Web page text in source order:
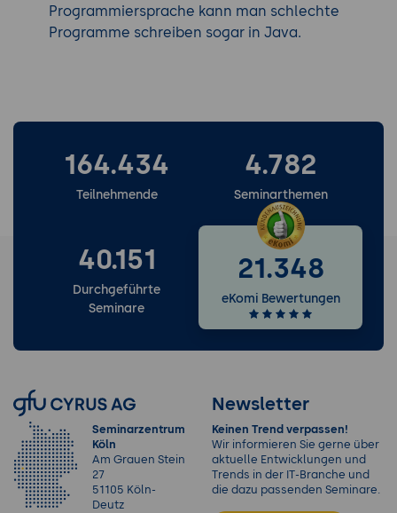
Programmiersprache kann man schlechte
Programme schreiben sogar in Java.
164.434
Teilnehmende
4.782
Seminarthemen
40.151
Durchgeführte
Seminare
21.348
eKomi Bewertungen
Seminarzentrum
Köln
Am Grauen Stein
27
51105 Köln-
Deutz
Newsletter
Keinen Trend verpassen!
Wir informieren Sie gerne über
aktuelle Entwicklungen und
Trends in der IT-Branche und
die dazu passenden Seminare.